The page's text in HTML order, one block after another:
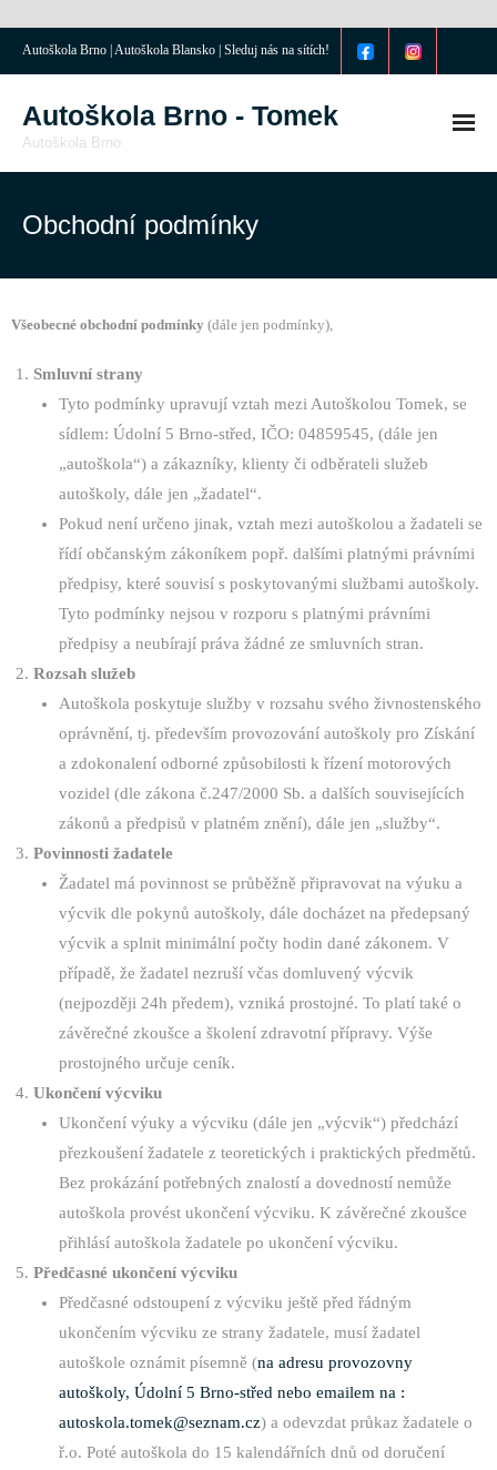
Autoškola Brno | Autoškola Blansko | Sleduj nás na sítích!
Autoškola Brno - Tomek
Autoškola Brno
Obchodní podmínky
Všeobecné obchodní podmínky (dále jen podmínky),
Smluvní strany
Tyto podmínky upravují vztah mezi Autoškolou Tomek, se
sídlem: Údolní 5 Brno-střed, IČO: 04859545, (dále jen
„autoškola“) a zákazníky, klienty či odběrateli služeb
autoškoly, dále jen „žadatel“.
Pokud není určeno jinak, vztah mezi autoškolou a žadateli se
řídí občanským zákoníkem popř. dalšími platnými právními
předpisy, které souvisí s poskytovanými službami autoškoly.
Tyto podmínky nejsou v rozporu s platnými právními
předpisy a neubírají práva žádné ze smluvních stran.
Rozsah služeb
Autoškola poskytuje služby v rozsahu svého živnostenského
oprávnění, tj. především provozování autoškoly pro Získání
a zdokonalení odborné způsobilosti k řízení motorových
vozidel (dle zákona č.247/2000 Sb. a dalších souvisejících
zákonů a předpisů v platném znění), dále jen „služby“.
Povinnosti žadatele
Žadatel má povinnost se průběžně připravovat na výuku a
výcvik dle pokynů autoškoly, dále docházet na předepsaný
výcvik a splnit minimální počty hodin dané zákonem. V
případě, že žadatel nezruší včas domluvený výcvik
(nejpozději 24h předem), vzniká prostojné. To platí také o
závěrečné zkoušce a školení zdravotní přípravy. Výše
prostojného určuje ceník.
Ukončení výcviku
Ukončení výuky a výcviku (dále jen „výcvik“) předchází
přezkoušení žadatele z teoretických i praktických předmětů.
Bez prokázání potřebných znalostí a dovedností nemůže
autoškola provést ukončení výcviku. K závěrečné zkoušce
přihlásí autoškola žadatele po ukončení výcviku.
Předčasné ukončení výcviku
Předčasné odstoupení z výcviku ještě před řádným
ukončením výcviku ze strany žadatele, musí žadatel
autoškole oznámit písemně (na adresu provozovny
autoškoly, Údolní 5 Brno-střed nebo emailem na :
autoskola.tomek@seznam.cz) a odevzdat průkaz žadatele o
ř.o. Poté autoškola do 15 kalendářních dnů od doručení